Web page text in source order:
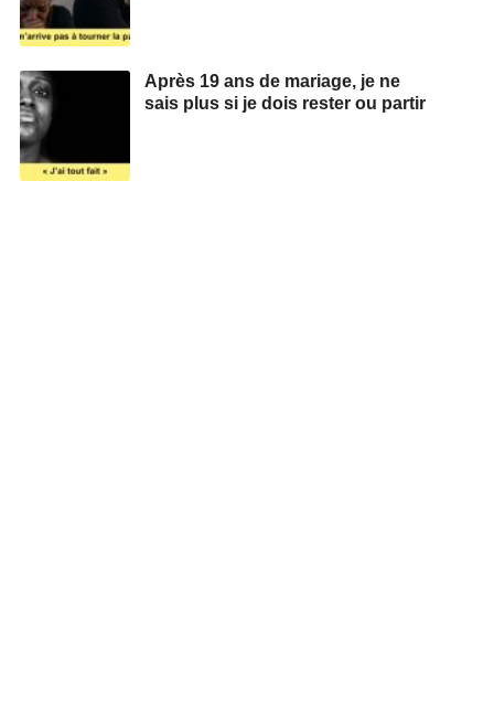
Après 19 ans de mariage, je ne
sais plus si je dois rester ou partir